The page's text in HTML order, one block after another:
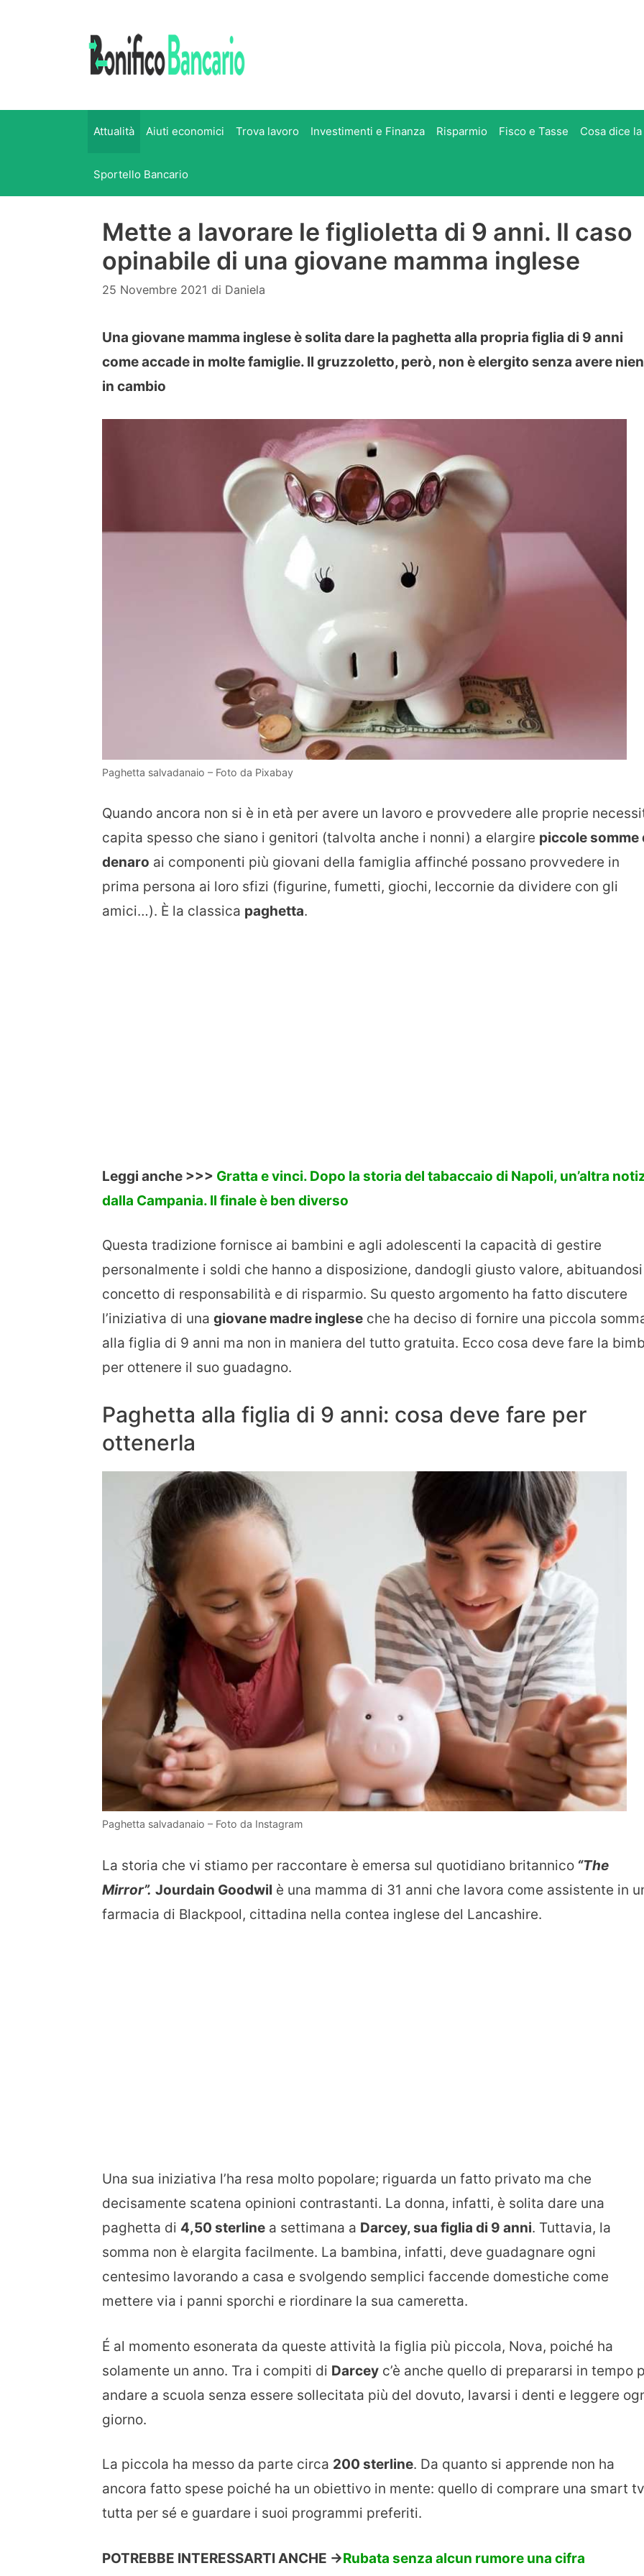
Attualità Aiuti economici Trova lavoro Investimenti e Finanza Risparmio Fisco e Tasse Cosa dice
Sportello Bancario
Mette a lavorare le figlioletta di 9 anni. Il caso
opinabile di una giovane mamma inglese
25 Novembre 2021 di Daniela
Una giovane mamma inglese è solita dare la paghetta alla propria figlia di 9 anni
come accade in molte famiglie. Il gruzzoletto, però, non è elergito senza avere
in cambio
Paghetta salvadanaio – Foto da Pixabay
Quando ancora non si è in età per avere un lavoro e provvedere alle proprie
capita spesso che siano i genitori (talvolta anche i nonni) a elargire piccole somme
denaro ai componenti più giovani della famiglia affinché possano provvedere in
prima persona ai loro sfizi (figurine, fumetti, giochi, leccornie da dividere con gli
amici…). È la classica paghetta.
Leggi anche >>> Gratta e vinci. Dopo la storia del tabaccaio di Napoli, un’altra
dalla Campania. Il finale è ben diverso
Questa tradizione fornisce ai bambini e agli adolescenti la capacità di gestire
personalmente i soldi che hanno a disposizione, dandogli giusto valore,
concetto di responsabilità e di risparmio. Su questo argomento ha fatto discutere
l’iniziativa di una giovane madre inglese che ha deciso di fornire una piccola
alla figlia di 9 anni ma non in maniera del tutto gratuita. Ecco cosa deve fare la
per ottenere il suo guadagno.
Paghetta alla figlia di 9 anni: cosa deve fare per
ottenerla
Paghetta salvadanaio – Foto da Instagram
La storia che vi stiamo per raccontare è emersa sul quotidiano britannico “The
Mirror”. Jourdain Goodwil è una mamma di 31 anni che lavora come assistente in
farmacia di Blackpool, cittadina nella contea inglese del Lancashire.
Una sua iniziativa l’ha resa molto popolare; riguarda un fatto privato ma che
decisamente scatena opinioni contrastanti. La donna, infatti, è solita dare una
paghetta di 4,50 sterline a settimana a Darcey, sua figlia di 9 anni. Tuttavia, la
somma non è elargita facilmente. La bambina, infatti, deve guadagnare ogni
centesimo lavorando a casa e svolgendo semplici faccende domestiche come
mettere via i panni sporchi e riordinare la sua cameretta.
É al momento esonerata da queste attività la figlia più piccola, Nova, poiché ha
solamente un anno. Tra i compiti di Darcey c’è anche quello di prepararsi in tempo
andare a scuola senza essere sollecitata più del dovuto, lavarsi i denti e leggere
giorno.
La piccola ha messo da parte circa 200 sterline. Da quanto si apprende non ha
ancora fatto spese poiché ha un obiettivo in mente: quello di comprare una smart tv
tutta per sé e guardare i suoi programmi preferiti.
POTREBBE INTERESSARTI ANCHE ->Rubata senza alcun rumore una cifra